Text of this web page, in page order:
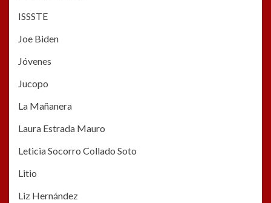
ISSSTE
Joe Biden
Jóvenes
Jucopo
La Mañanera
Laura Estrada Mauro
Leticia Socorro Collado Soto
Litio
Liz Hernández